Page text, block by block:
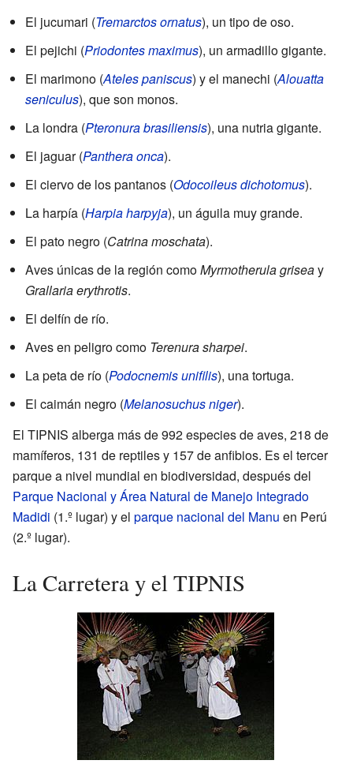
El jucumari (Tremarctos ornatus), un tipo de oso.
El pejichi (Priodontes maximus), un armadillo gigante.
El marimono (Ateles paniscus) y el manechi (Alouatta
seniculus), que son monos.
La londra (Pteronura brasiliensis), una nutria gigante.
El jaguar (Panthera onca).
El ciervo de los pantanos (Odocoileus dichotomus).
La harpía (Harpia harpyja), un águila muy grande.
El pato negro (Catrina moschata).
Aves únicas de la región comoMyrmotherula griseay
Grallaria erythrotis.
El delfín de río.
Aves en peligro como Terenura sharpei.
La peta de río (Podocnemis unifilis), una tortuga.
El caimán negro (Melanosuchus niger).
El TIPNIS alberga más de 992 especies de aves, 218 de
mamíferos, 131 de reptiles y 157 de anfibios. Es el tercer
parque a nivel mundial en biodiversidad, después del
Parque Nacional y Área Natural de Manejo Integrado
Madidi (1.º lugar) y el parque nacional del Manu en Perú
(2.º lugar).
La Carretera y el TIPNIS